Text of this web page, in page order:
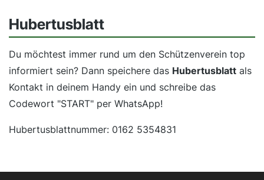
Hubertusblatt
Du möchtest immer rund um den Schützenverein top
informiert sein? Dann speichere das Hubertusblatt als
Kontakt in deinem Handy ein und schreibe das
Codewort "START" per WhatsApp!
Hubertusblattnummer: 0162 5354831